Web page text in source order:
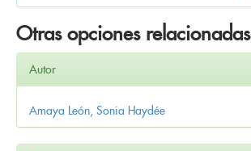
Otras opciones relacionadas
Autor
Amaya León, Sonia Haydée